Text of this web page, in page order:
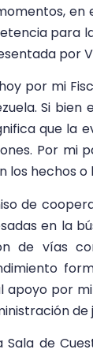
para
por
por mi
Si
que la
Por mi
los hechos
de
en la
de vías
apoyo por
de
de